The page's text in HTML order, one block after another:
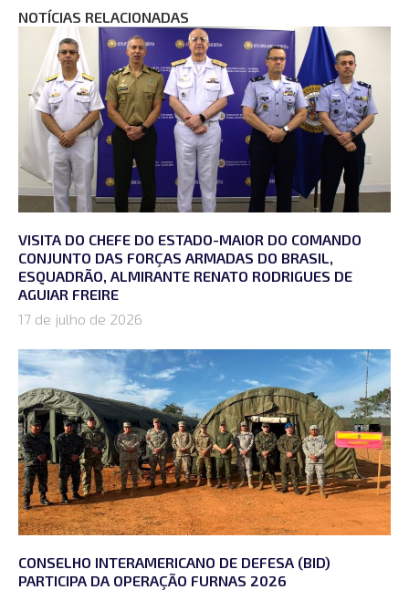
NOTÍCIAS RELACIONADAS
VISITA DO CHEFE DO ESTADO-MAIOR DO COMANDO
CONJUNTO DAS FORÇAS ARMADAS DO BRASIL,
ESQUADRÃO, ALMIRANTE RENATO RODRIGUES DE
AGUIAR FREIRE
17 de julho de 2026
CONSELHO INTERAMERICANO DE DEFESA (BID)
PARTICIPA DA OPERAÇÃO FURNAS 2026